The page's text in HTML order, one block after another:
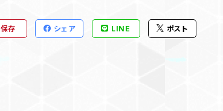
保存 シェア LINE ポスト